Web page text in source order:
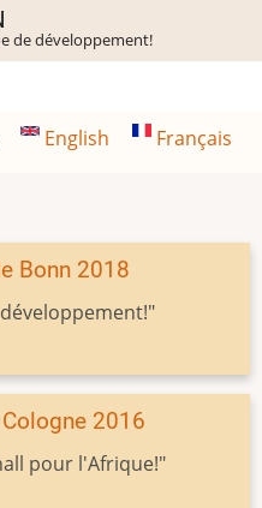
de développement!
English Français
Bonn 2018
2016
pour l'Afrique!"